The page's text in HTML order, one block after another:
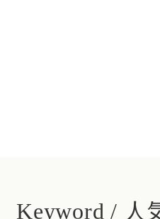
Keyword / 人